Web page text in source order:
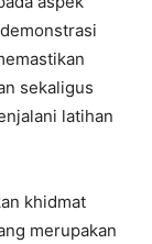
sekaligus
latihan
khidmat
merupakan